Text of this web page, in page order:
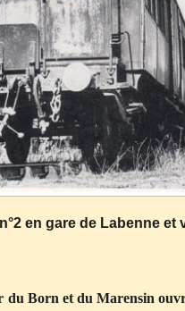
en gare de Labenne
du Born et du Marensin